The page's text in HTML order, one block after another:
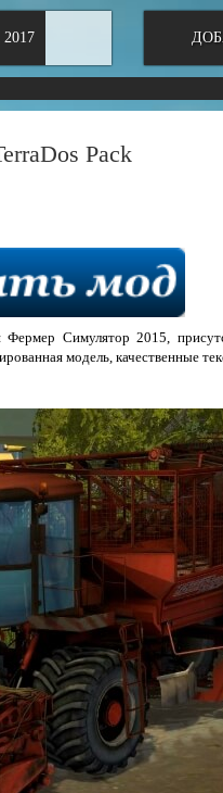
Pack
Симулятор 2015,
модель, качественные